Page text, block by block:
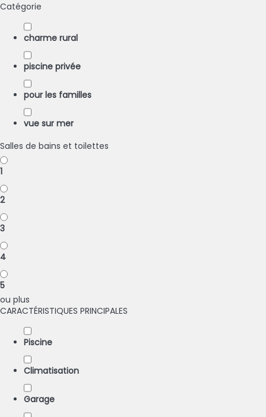
Catégorie
charme rural
piscine privée
pour les familles
vue sur mer
Salles de bains et toilettes
1
2
3
4
5
ou plus
CARACTÉRISTIQUES PRINCIPALES
Piscine
Climatisation
Garage